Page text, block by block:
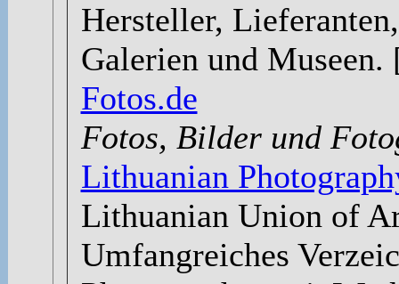
Hersteller,
Galerien und Museen.
Fotos.de
Fotos, Bilder und
Lithuanian
Lithuanian Union of
Umfangreiches